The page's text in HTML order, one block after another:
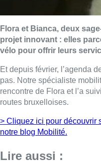
Flora et Bianca, deux
projet innovant : elles
vélo pour offrir leurs
Et depuis février, l’agenda
pas. Notre spécialiste
rencontre de Flora et l’a
routes bruxelloises.
> Cliquez ici pour découvrir
notre blog Mobilité.
Lire aussi :